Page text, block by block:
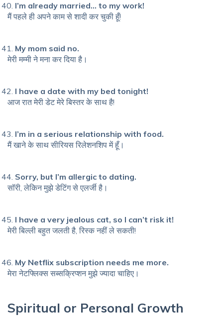
I’m already married… to my work!
मैं पहले ही अपने काम से शादी कर चुकी हूँ!
My mom said no.
मेरी मम्मी ने मना कर दिया है।
I have a date with my bed tonight!
आज रात मेरी डेट मेरे बिस्तर के साथ है!
I’m in a serious relationship with food.
मैं खाने के साथ सीरियस रिलेशनशिप में हूँ।
Sorry, but I’m allergic to dating.
सॉरी, लेकिन मुझे डेटिंग से एलर्जी है।
I have a very jealous cat, so I can’t risk it!
मेरी बिल्ली बहुत जलती है, रिस्क नहीं ले सकती!
My Netflix subscription needs me more.
मेरा नेटफ्लिक्स सब्सक्रिप्शन मुझे ज्यादा चाहिए।
Spiritual or Personal Growth